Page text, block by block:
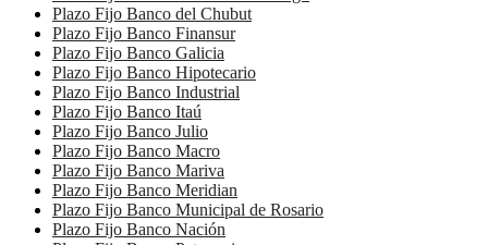
Plazo Fijo Banco del Chubut
Plazo Fijo Banco Finansur
Plazo Fijo Banco Galicia
Plazo Fijo Banco Hipotecario
Plazo Fijo Banco Industrial
Plazo Fijo Banco Itaú
Plazo Fijo Banco Julio
Plazo Fijo Banco Macro
Plazo Fijo Banco Mariva
Plazo Fijo Banco Meridian
Plazo Fijo Banco Municipal de Rosario
Plazo Fijo Banco Nación